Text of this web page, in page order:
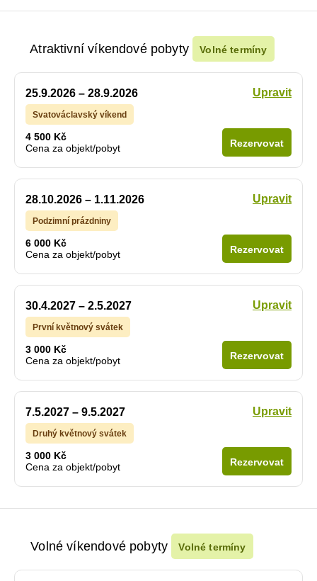
Atraktivní víkendové pobyty Volné termíny
25.9.2026 – 28.9.2026 Upravit
Svatováclavský víkend
4 500 Kč
Cena za objekt/pobyt
Rezervovat
28.10.2026 – 1.11.2026 Upravit
Podzimní prázdniny
6 000 Kč
Cena za objekt/pobyt
Rezervovat
30.4.2027 – 2.5.2027 Upravit
První květnový svátek
3 000 Kč
Cena za objekt/pobyt
Rezervovat
7.5.2027 – 9.5.2027 Upravit
Druhý květnový svátek
3 000 Kč
Cena za objekt/pobyt
Rezervovat
Volné víkendové pobyty Volné termíny